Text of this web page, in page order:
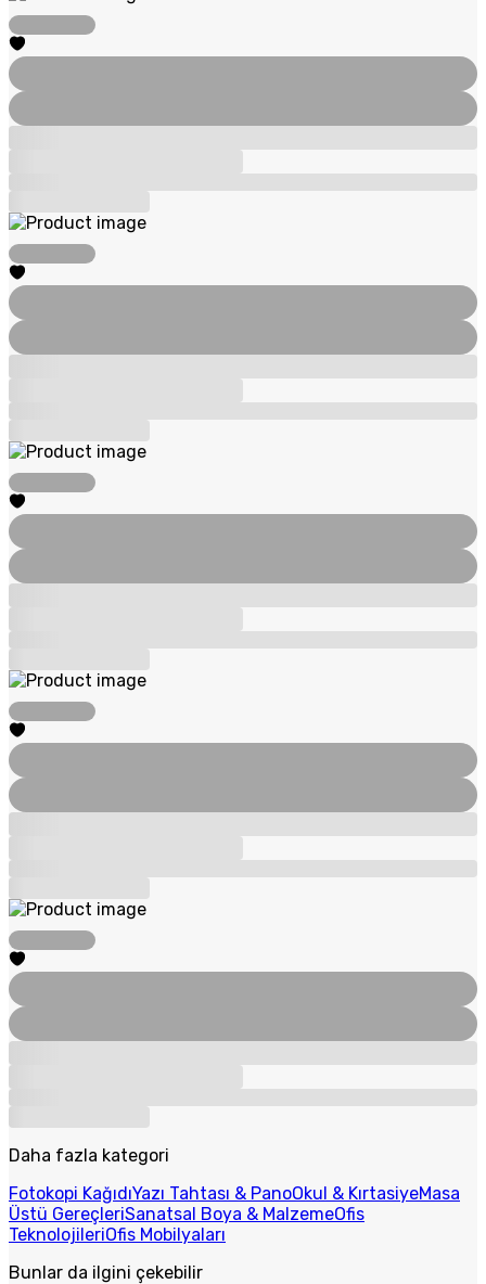
Daha fazla kategori
Fotokopi KağıdıYazı Tahtası & PanoOkul & KırtasiyeMasa
Üstü GereçleriSanatsal Boya & MalzemeOfis
TeknolojileriOfis Mobilyaları
Bunlar da ilgini çekebilir